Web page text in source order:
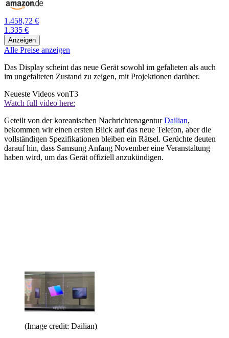
1.458,72 €
1.335 €
Anzeigen
Alle Preise anzeigen
Das Display scheint das neue Gerät sowohl im gefalteten als auch
im ungefalteten Zustand zu zeigen, mit Projektionen darüber.
Neueste Videos vonT3
Watch full video here:
Geteilt von der koreanischen NachrichtenagenturDailian,
bekommen wir einen ersten Blick auf das neue Telefon, aber die
vollständigen Spezifikationen bleiben ein Rätsel. Gerüchte deuten
darauf hin, dass Samsung Anfang November eine Veranstaltung
haben wird, um das Gerät offiziell anzukündigen.
(Image credit: Dailian)